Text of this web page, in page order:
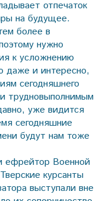
отпечаток
на будущее.
более в
нужно
к усложнению
даже и интересно,
сегодняшнего
трудновыполнимым
уже видится
сегодняшние
будут нам тоже
ефрейтор Военной
курсанты
выступали вне